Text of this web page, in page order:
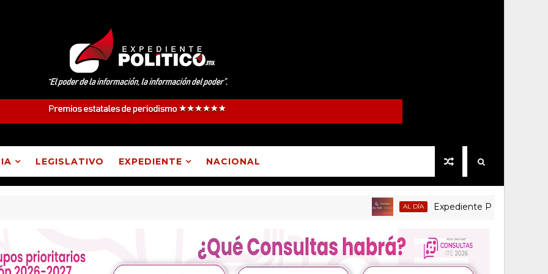
LEGISLATIVO EXPEDIENTE NACIONAL
AL DÍA Expediente Político.Mx no 1126